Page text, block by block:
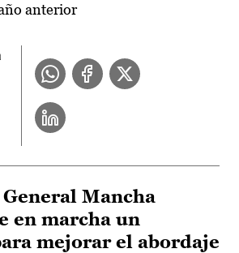
anterior
Mancha
en marcha un
mejorar el abordaje